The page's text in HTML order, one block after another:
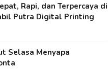
Rapi, dan Terpercaya di
Putra Digital Printing
Selasa Menyapa